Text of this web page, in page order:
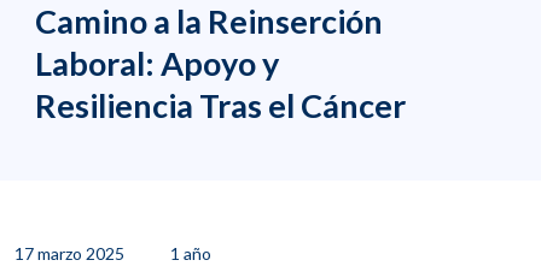
Camino a la Reinserción
Laboral: Apoyo y
Resiliencia Tras el Cáncer
17 marzo 2025 1 año